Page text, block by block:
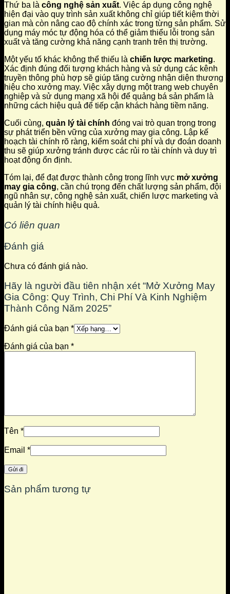
Thứ ba là công nghệ sản xuất. Việc áp dụng công nghệ
hiện đại vào quy trình sản xuất không chỉ giúp tiết kiệm thời
gian mà còn nâng cao độ chính xác trong từng sản phẩm. Sử
dụng máy móc tự động hóa có thể giảm thiểu lỗi trong sản
xuất và tăng cường khả năng cạnh tranh trên thị trường.
Một yếu tố khác không thể thiếu là chiến lược marketing.
Xác định đúng đối tượng khách hàng và sử dụng các kênh
truyền thông phù hợp sẽ giúp tăng cường nhận diện thương
hiệu cho xưởng may. Việc xây dựng một trang web chuyên
nghiệp và sử dụng mạng xã hội để quảng bá sản phẩm là
những cách hiệu quả để tiếp cận khách hàng tiềm năng.
Cuối cùng, quản lý tài chính đóng vai trò quan trọng trong
sự phát triển bền vững của xưởng may gia công. Lập kế
hoạch tài chính rõ ràng, kiểm soát chi phí và dự đoán doanh
thu sẽ giúp xưởng tránh được các rủi ro tài chính và duy trì
hoạt động ổn định.
Tóm lại, để đạt được thành công trong lĩnh vực mở xưởng
may gia công, cần chú trọng đến chất lượng sản phẩm, đội
ngũ nhân sự, công nghệ sản xuất, chiến lược marketing và
quản lý tài chính hiệu quả.
Có liên quan
Đánh giá
Chưa có đánh giá nào.
Hãy là người đầu tiên nhận xét “Mở Xưởng May
Gia Công: Quy Trình, Chi Phí Và Kinh Nghiệm
Thành Công Năm 2025”
Đánh giá của bạn *
Đánh giá của bạn *
Tên *
Email *
Sản phẩm tương tự